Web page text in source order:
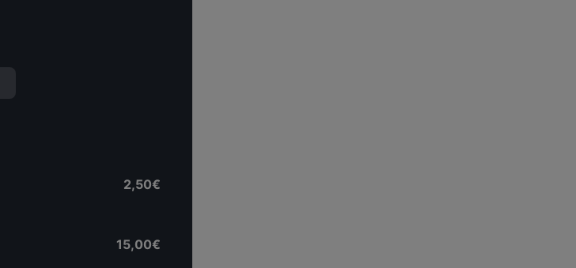
2,50€
15,00€